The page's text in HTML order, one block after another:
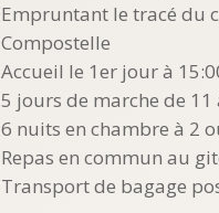
Empruntant le tracé du
Compostelle
Accueil le 1er jour à
5 jours de marche de 11
6 nuits en chambre à 2
Repas en commun au
Transport de bagage